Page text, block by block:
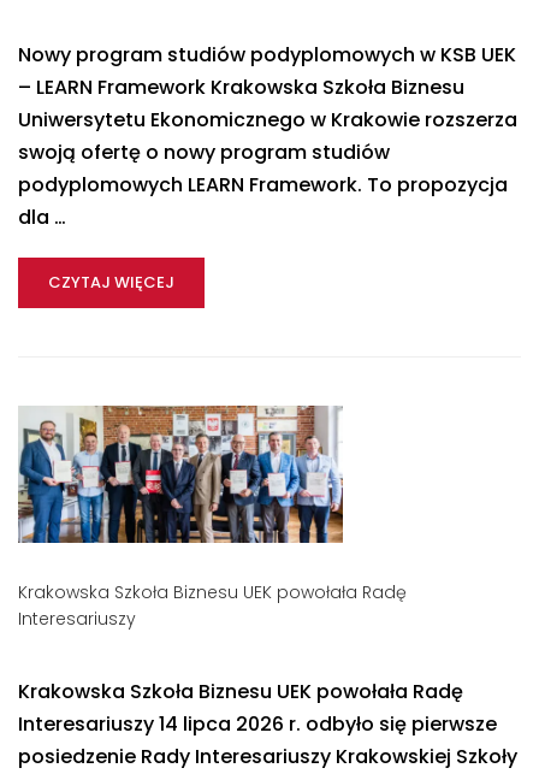
Nowy program studiów podyplomowych w KSB UEK
– LEARN Framework Krakowska Szkoła Biznesu
Uniwersytetu Ekonomicznego w Krakowie rozszerza
swoją ofertę o nowy program studiów
podyplomowych LEARN Framework. To propozycja
dla …
CZYTAJ WIĘCEJ
Krakowska Szkoła Biznesu UEK powołała Radę
Interesariuszy
Krakowska Szkoła Biznesu UEK powołała Radę
Interesariuszy 14 lipca 2026 r. odbyło się pierwsze
posiedzenie Rady Interesariuszy Krakowskiej Szkoły